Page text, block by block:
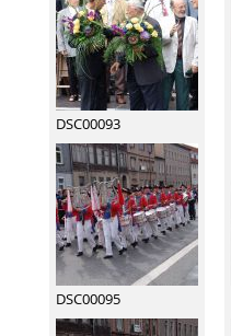
DSC00093
DSC00095